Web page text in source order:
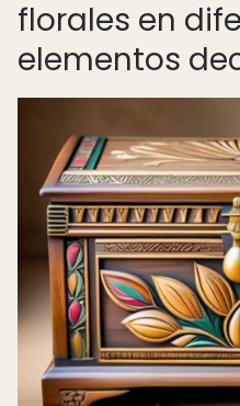
florales en
elementos